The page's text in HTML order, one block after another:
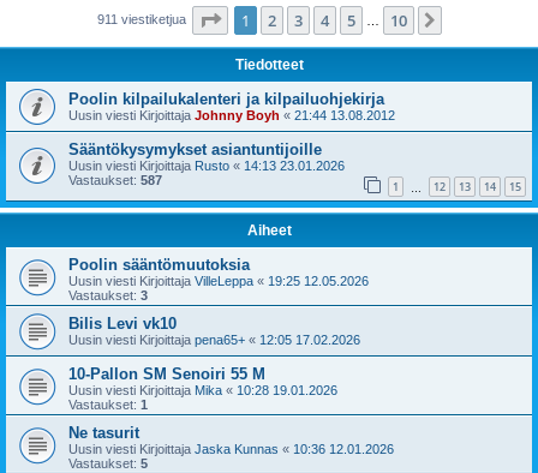
911 viestiketjua Sivu /10
1 2 3 4 5 10
Tiedotteet
Poolin kilpailukalenteri ja kilpailuohjekirja
Uusin viesti Kirjoittaja Johnny Boyh « 21:44 13.08.2012
Sääntökysymykset asiantuntijoille
Uusin viesti Kirjoittaja Rusto « 14:13 23.01.2026
Vastaukset: 587 1 12 13 14 15
Aiheet
Poolin sääntömuutoksia
Uusin viesti Kirjoittaja VilleLeppa « 19:25 12.05.2026
Vastaukset: 3
Bilis Levi vk10
Uusin viesti Kirjoittaja pena65+ « 12:05 17.02.2026
10-Pallon SM Senoiri 55 M
Uusin viesti Kirjoittaja Mika « 10:28 19.01.2026
Vastaukset: 1
Ne tasurit
Uusin viesti Kirjoittaja Jaska Kunnas « 10:36 12.01.2026
Vastaukset: 5